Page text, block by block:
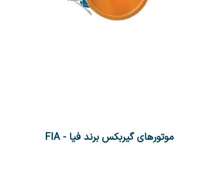
موتورهای گیربکس برند فیا - FIA